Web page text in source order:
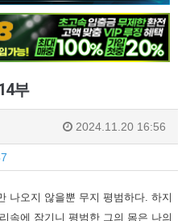
부
2024.11.20 16:56
나오지 않을뿐 무지 평범하다. 하지
속에 잠기니 평범한 그의 몸은 나의